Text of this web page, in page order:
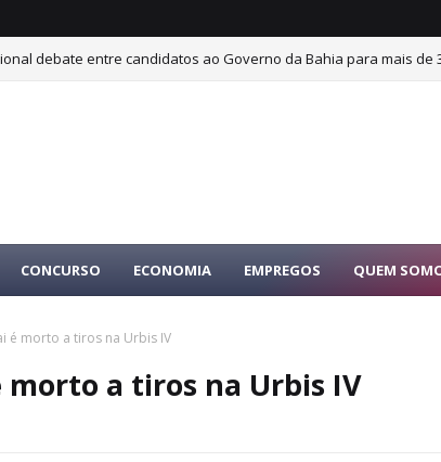
mulher é morta pelo próprio marido dentro de
CONCURSO ECONOMIA EMPREGOS QUEM
é morto a tiros na Urbis IV
morto a tiros na Urbis IV